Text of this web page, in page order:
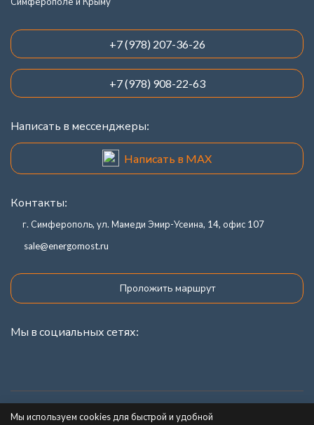
+7 (978) 207-36-26
+7 (978) 908-22-63
Написать в мессенджеры:
Написать в MAX
Контакты:
г. Симферополь, ул. Мамеди Эмир-Усеина, 14, офис 107
sale@energomost.ru
Проложить маршрут
Мы в социальных сетях:
Каталог товаров
Мы используем cookies для быстрой и удобной